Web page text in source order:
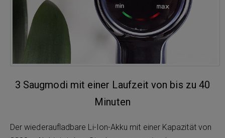
3 Saugmodi mit einer Laufzeit von bis zu 40
Minuten
Der wiederaufladbare Li-Ion-Akku mit einer Kapazität von